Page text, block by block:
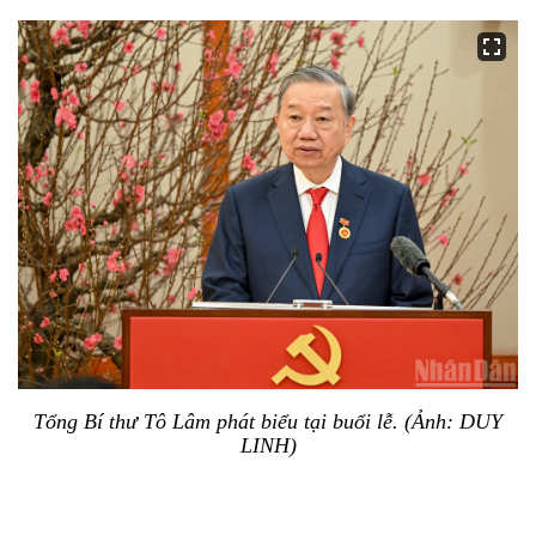
Tổng Bí thư Tô Lâm phát biểu tại buổi lễ. (Ảnh: DUY
LINH)